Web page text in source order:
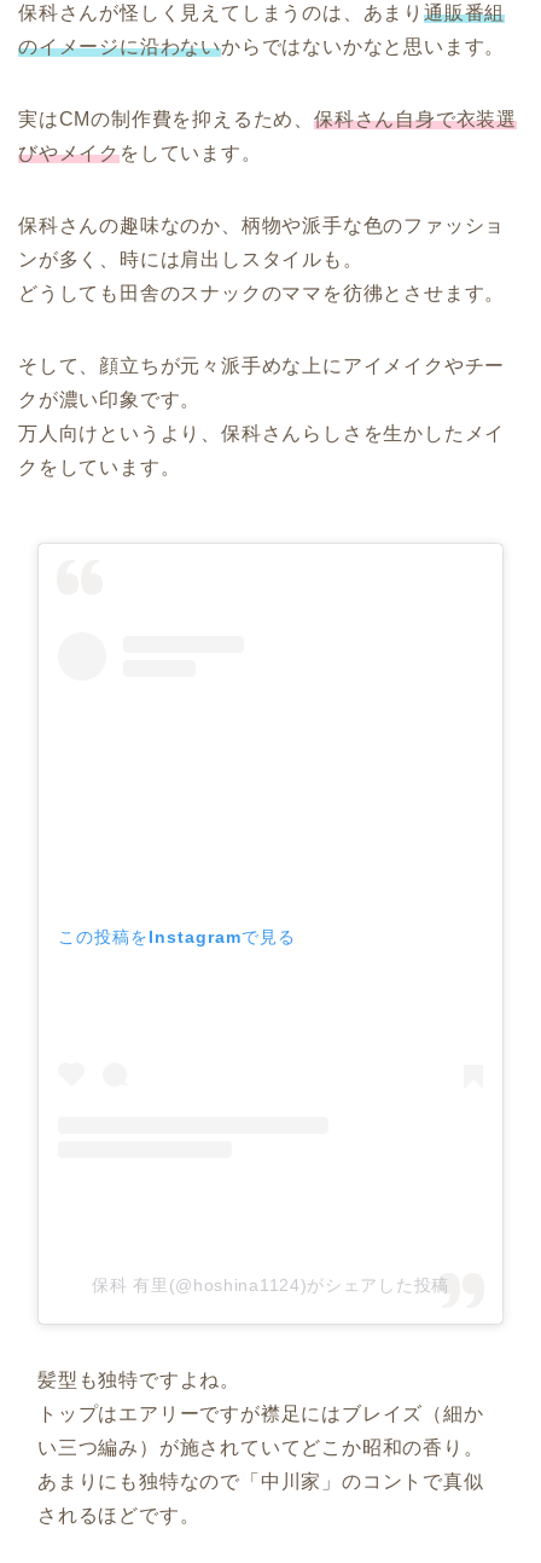
保科さんが怪しく見えてしまうのは、あまり 通販番組
のイメージに沿わないからではないかなと思います。
実はCMの制作費を抑えるため、 保科さん自身で衣装選
びやメイクをしています。
保科さんの趣味なのか、柄物や派手な色のファッショ
ンが多く、時には肩出しスタイルも。
どうしても田舎のスナックのママを彷彿とさせます。
そして、顔立ちが元々派手めな上にアイメイクやチー
クが濃い印象です。
万人向けというより、保科さんらしさを生かしたメイ
クをしています。
この投稿をInstagramで見る
保科 有里(@hoshina1124)がシェアした投稿
髪型も独特ですよね。
トップはエアリーですが襟足にはブレイズ（細か
い三つ編み）が施されていてどこか昭和の香り。
あまりにも独特なので「中川家」のコントで真似
されるほどです。